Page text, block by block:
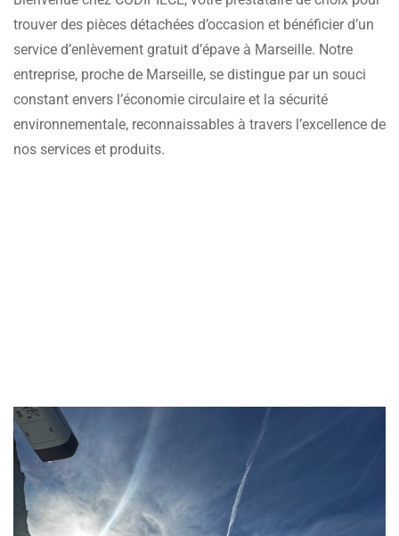
trouver des pièces détachées d’occasion et bénéficier d’un
service d’enlèvement gratuit d’épave à Marseille. Notre
entreprise, proche de Marseille, se distingue par un souci
constant envers l’économie circulaire et la sécurité
environnementale, reconnaissables à travers l’excellence de
nos services et produits.